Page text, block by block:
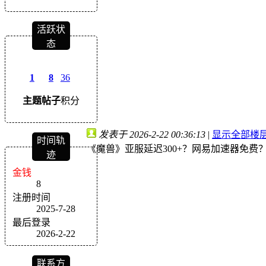
活跃状
态
1
主题
8
帖子
36
积分
时间轨
迹
金钱
8
注册时间
2025-7-28
最后登录
2026-2-22
联系方
发表于 2026-2-22 00:36:13 | 显示全部楼
《魔兽》亚服延迟300+？网易加速器免费